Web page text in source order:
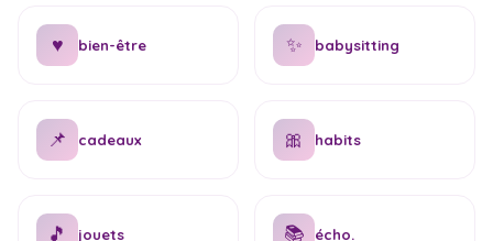
♥ bien-être ✨ babysitting
📌 cadeaux 🎀 habits
🎵 jouets 📚 écho.